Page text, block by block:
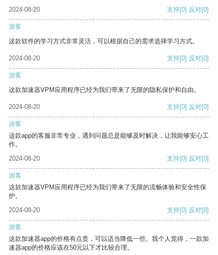
2024-08-20 支持[0] 反对[0]
游客
这款软件的学习方式非常灵活，可以根据自己的需求选择学习方式。
2024-08-20 支持[0] 反对[0]
游客
这款加速器VPM应用程序已经为我们带来了无限的隐私保护和自由。
2024-08-20 支持[0] 反对[0]
游客
这款app的客服非常专业，遇到问题总是能够及时解决，让我能够安心工
作。
2024-08-20
支持[0] 反对[0]
游客
这款加速器VPM应用程序已经为我们带来了无限的流畅体验和安全性保
护。
2024-08-20
支持[0] 反对[0]
游客
这款加速器app的价格有点贵，可以适当降低一些。我个人觉得，一款加
速器app的价格应该在50元以下才比较合理。